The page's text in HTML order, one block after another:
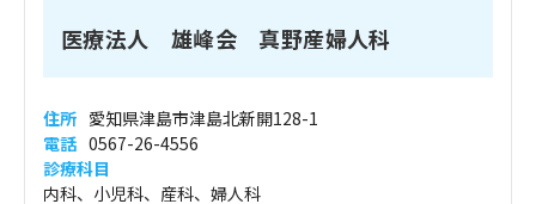
医療法人 雄峰会 真野産婦人科
住所 愛知県津島市津島北新開128-1
電話 0567-26-4556
診療科目
内科、小児科、産科、婦人科